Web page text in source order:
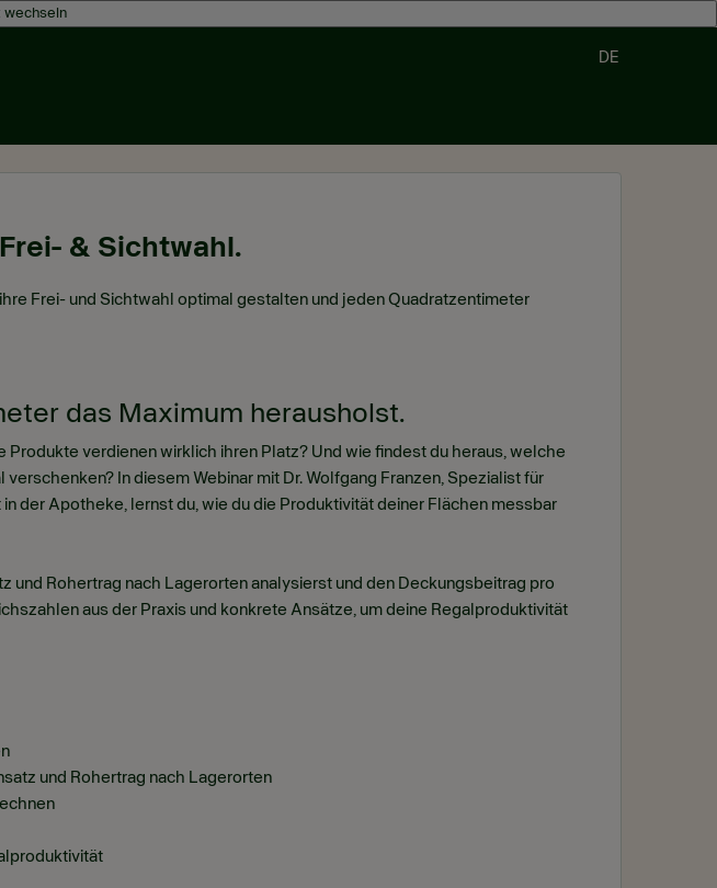
wechseln
DE
& Sichtwahl.
Frei- und Sichtwahl optimal gestalten und jeden Quadratzentimeter
das Maximum herausholst.
verdienen wirklich ihren Platz? Und wie findest du heraus, welche
In diesem Webinar mit Dr. Wolfgang Franzen, Spezialist für
der Apotheke, lernst du, wie du die Produktivität deiner Flächen messbar
und Rohertrag nach Lagerorten analysierst und den Deckungsbeitrag pro
aus der Praxis und konkrete Ansätze, um deine Regalproduktivität
und Rohertrag nach Lagerorten